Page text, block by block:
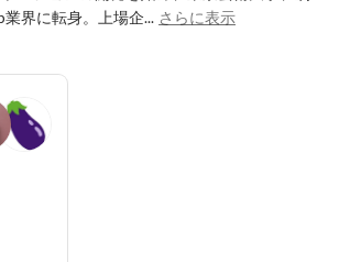
界に転身。上場企... さらに表示